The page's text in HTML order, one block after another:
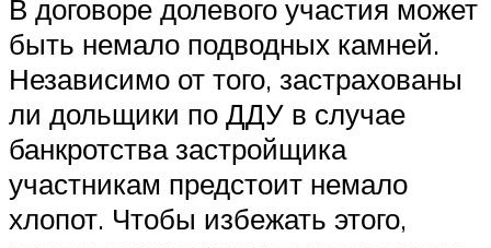
В договоре долевого участия может
быть немало подводных камней.
Независимо от того, застрахованы
ли дольщики по ДДУ в случае
банкротства застройщика
участникам предстоит немало
хлопот. Чтобы избежать этого,